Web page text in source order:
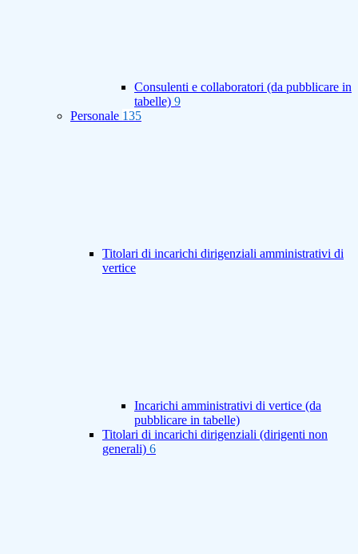
Consulenti e collaboratori (da pubblicare in
tabelle) 9
Personale 135
Titolari di incarichi dirigenziali amministrativi di
vertice
Incarichi amministrativi di vertice (da
pubblicare in tabelle)
Titolari di incarichi dirigenziali (dirigenti non
generali) 6